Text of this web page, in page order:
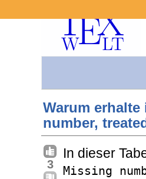
Warum
number,
3
In dieser
Missing